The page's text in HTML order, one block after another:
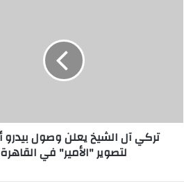
"الأمير"
تركي آل الشيخ يعلن وصول بيدرو
لتصوير "الأمير" في القاهرة